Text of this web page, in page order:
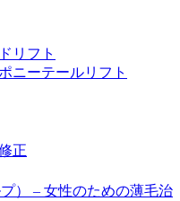
リフト
ニーテールリフト
正
） – 女性のための薄毛治